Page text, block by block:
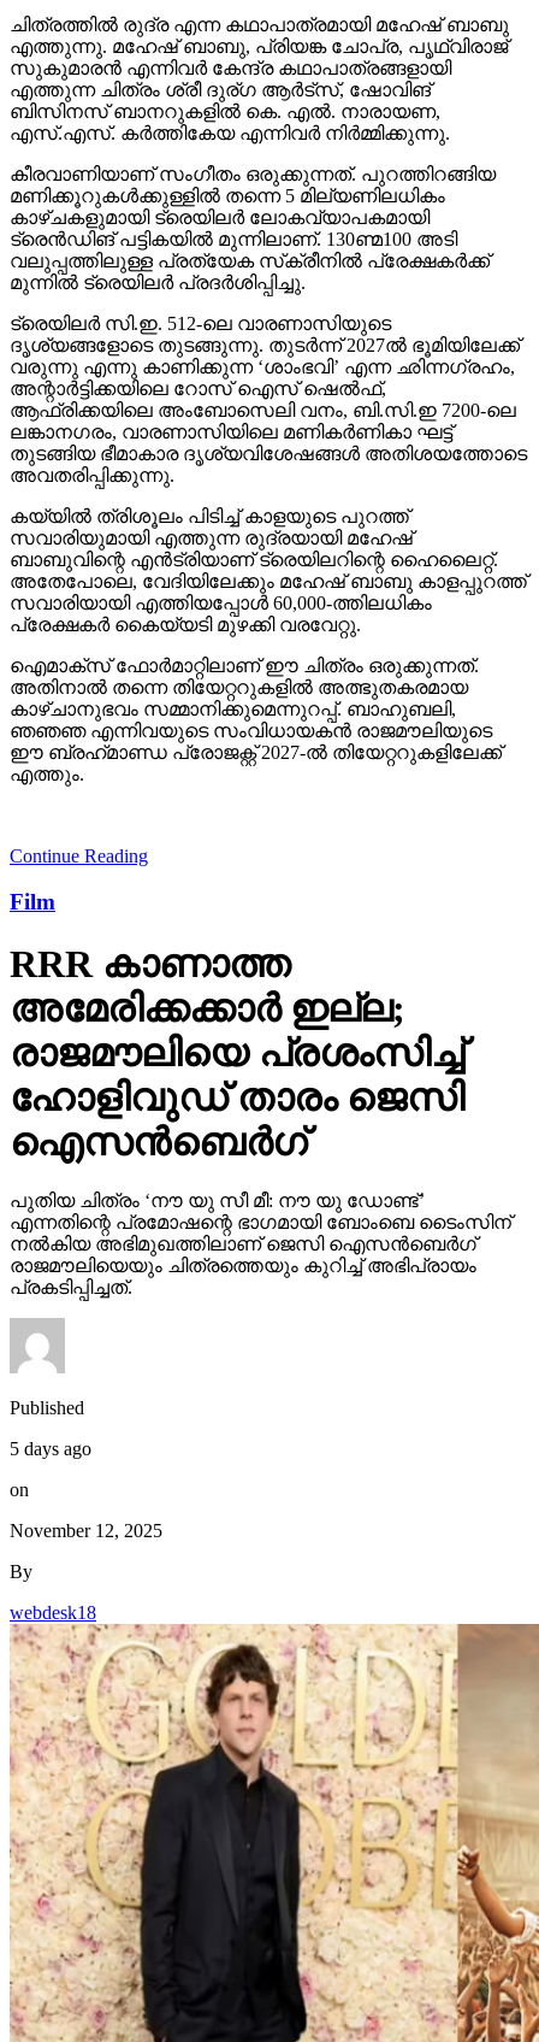
ചിത്രത്തില്‍ രുദ്ര എന്ന കഥാപാത്രമായി മഹേഷ് ബാബു
എത്തുന്നു. മഹേഷ് ബാബു, പ്രിയങ്ക ചോപ്ര, പൃഥ്വിരാജ്
സുകുമാരന്‍ എന്നിവര്‍ കേന്ദ്ര കഥാപാത്രങ്ങളായി
എത്തുന്ന ചിത്രം ശ്രീ ദുര്ഗ ആര്‍ട്‌സ്, ഷോവിങ്
ബിസിനസ് ബാനറുകളില്‍ കെ. എല്‍. നാരായണ,
എസ്.എസ്. കര്‍ത്തികേയ എന്നിവര്‍ നിര്‍മ്മിക്കുന്നു.
കീരവാണിയാണ് സംഗീതം ഒരുക്കുന്നത്. പുറത്തിറങ്ങിയ
മണിക്കൂറുകള്‍ക്കുള്ളില്‍ തന്നെ 5 മില്യണിലധികം
കാഴ്ചകളുമായി ട്രെയിലര്‍ ലോകവ്യാപകമായി
ട്രെന്‍ഡിങ് പട്ടികയില്‍ മുന്നിലാണ്. 130ണ്മ100 അടി
വലുപ്പത്തിലുള്ള പ്രത്യേക സ്‌ക്രീനില്‍ പ്രേക്ഷകര്‍ക്ക്
മുന്നില്‍ ട്രെയിലര്‍ പ്രദര്‍ശിപ്പിച്ചു.
ട്രെയിലര്‍ സി.ഇ. 512-ലെ വാരണാസിയുടെ
ദൃശ്യങ്ങളോടെ തുടങ്ങുന്നു. തുടര്‍ന്ന് 2027ല്‍ ഭൂമിയിലേക്ക്
വരുന്നു എന്നു കാണിക്കുന്ന ‘ശാംഭവി’ എന്ന ഛിന്നഗ്രഹം,
അന്റാര്‍ട്ടിക്കയിലെ റോസ് ഐസ് ഷെല്‍ഫ്,
ആഫ്രിക്കയിലെ അംബോസെലി വനം, ബി.സി.ഇ 7200-ലെ
ലങ്കാനഗരം, വാരണാസിയിലെ മണികര്‍ണികാ ഘട്ട്
തുടങ്ങിയ ഭീമാകാര ദൃശ്യവിശേഷങ്ങള്‍ അതിശയത്തോടെ
അവതരിപ്പിക്കുന്നു.
കയ്യില്‍ ത്രിശൂലം പിടിച്ച് കാളയുടെ പുറത്ത്
സവാരിയുമായി എത്തുന്ന രുദ്രയായി മഹേഷ്
ബാബുവിന്റെ എന്‍ട്രിയാണ് ട്രെയിലറിന്റെ ഹൈലൈറ്റ്.
അതേപോലെ, വേദിയിലേക്കും മഹേഷ് ബാബു കാളപ്പുറത്ത്
സവാരിയായി എത്തിയപ്പോള്‍ 60,000-ത്തിലധികം
പ്രേക്ഷകര്‍ കൈയ്യടി മുഴക്കി വരവേറ്റു.
ഐമാക്‌സ് ഫോര്‍മാറ്റിലാണ് ഈ ചിത്രം ഒരുക്കുന്നത്.
അതിനാല്‍ തന്നെ തിയേറ്ററുകളില്‍ അത്ഭുതകരമായ
കാഴ്ചാനുഭവം സമ്മാനിക്കുമെന്നുറപ്പ്. ബാഹുബലി,
ഞഞഞ എന്നിവയുടെ സംവിധായകന്‍ രാജമൗലിയുടെ
ഈ ബ്രഹ്‌മാണ്ഡ പ്രോജക്റ്റ് 2027-ല്‍ തിയേറ്ററുകളിലേക്ക്
എത്തും.
Continue Reading
Film
RRR കാണാത്ത
അമേരിക്കക്കാര്‍ ഇല്ല;
രാജമൗലിയെ പ്രശംസിച്ച്
ഹോളിവുഡ് താരം ജെസി
ഐസന്‍ബെര്‍ഗ്
പുതിയ ചിത്രം ‘നൗ യു സീ മീ: നൗ യു ഡോണ്ട്’
എന്നതിന്റെ പ്രമോഷന്റെ ഭാഗമായി ബോംബെ ടൈംസിന്
നല്‍കിയ അഭിമുഖത്തിലാണ് ജെസി ഐസന്‍ബെര്‍ഗ്
രാജമൗലിയെയും ചിത്രത്തെയും കുറിച്ച് അഭിപ്രായം
പ്രകടിപ്പിച്ചത്.
Published
5 days ago
on
November 12, 2025
By
webdesk18